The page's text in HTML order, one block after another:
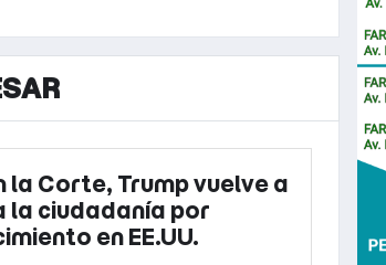
la Corte, Trump vuelve a
la ciudadanía por
en EE.UU.